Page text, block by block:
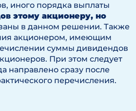
иного порядка выплаты
этому акционеру, но
в данном решении. Также
акционером, имеющим
суммы дивидендов
При этом следует
направлено сразу после
перечисления.